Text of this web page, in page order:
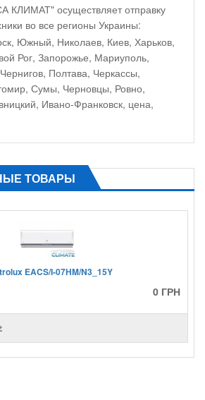
КЛИМАТ" осуществляет отправку
во все регионы Украины:
Южный, Николаев, Киев, Харьков,
Рог, Запорожье, Мариуполь,
Полтава, Черкассы,
Сумы, Черновцы, Ровно,
Ивано-Франковск, цена,
ТОВАРЫ
EACS/I-07HM/N3_15Y
0 ГРН